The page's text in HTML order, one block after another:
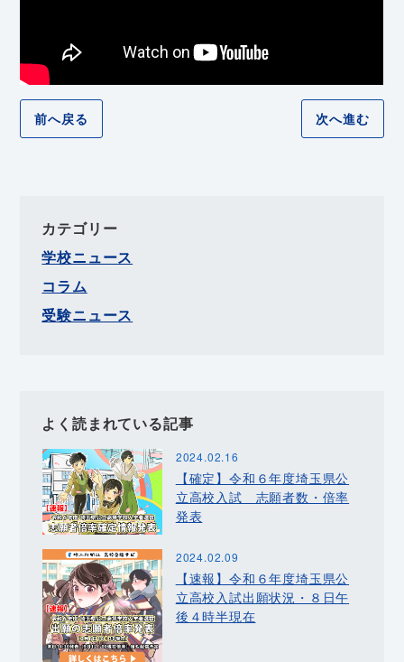
前へ戻る 次へ進む
カテゴリー
学校ニュース
コラム
受験ニュース
よく読まれている記事
2024.02.16
【確定】令和６年度埼玉県公
立高校入試 志願者数・倍率
発表
2024.02.09
【速報】令和６年度埼玉県公
立高校入試出願状況・８日午
後４時半現在